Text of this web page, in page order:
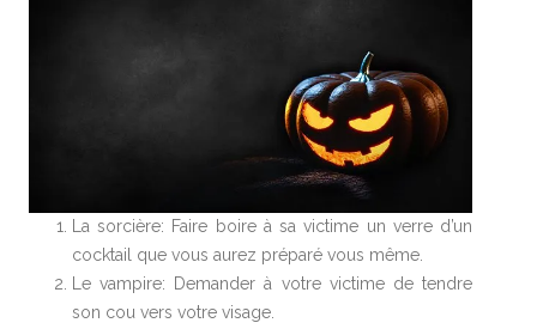
La sorcière: Faire boire à sa victime un verre d’un
cocktail que vous aurez préparé vous même.
Le vampire: Demander à votre victime de tendre
son cou vers votre visage.